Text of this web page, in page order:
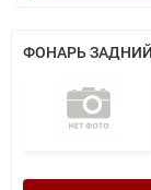
ФОНАРЬ